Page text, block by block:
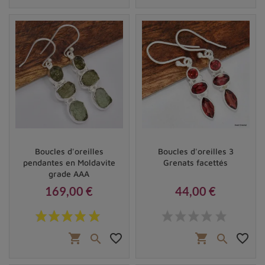
Cependant, il est important de noter que ces bienfaits
ne remplacent pas un traitement médicalet doivent
être considérés comme un complément au suivi de votre
médecin.
Boucles d'oreilles
pendantes en Moldavite
grade AAA
Prix
169,00 €
shopping_cart  favorite_border
Boucles d'oreilles 3
Grenats facettés
44,00 €
shopping_cart  favorite_border